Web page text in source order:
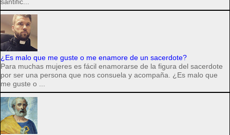
¿Es malo que me guste o me enamore de un sacerdote?
Para muchas mujeres es fácil enamorarse de la figura del sacerdote
por ser una persona que nos consuela y acompaña. ¿Es malo que
me guste o ...